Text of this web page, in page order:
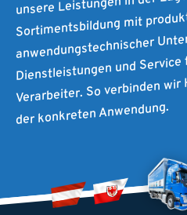
Sortimentsbildung mit
anwendungstechnischer
Dienstleistungen und
Verarbeiter. So verbinden
der konkreten Anwendung.